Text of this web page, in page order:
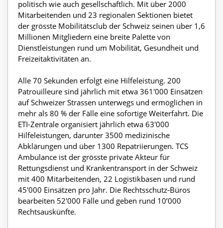
politisch wie auch gesellschaftlich. Mit über 2000
Mitarbeitenden und 23 regionalen Sektionen bietet
der grösste Mobilitätsclub der Schweiz seinen über 1,6
Millionen Mitgliedern eine breite Palette von
Dienstleistungen rund um Mobilität, Gesundheit und
Freizeitaktivitäten an.
Alle 70 Sekunden erfolgt eine Hilfeleistung. 200
Patrouilleure sind jährlich mit etwa 361'000 Einsätzen
auf Schweizer Strassen unterwegs und ermöglichen in
mehr als 80 % der Fälle eine sofortige Weiterfahrt. Die
ETI-Zentrale organisiert jährlich etwa 63'000
Hilfeleistungen, darunter 3500 medizinische
Abklärungen und über 1300 Repatriierungen. TCS
Ambulance ist der grösste private Akteur für
Rettungsdienst und Krankentransport in der Schweiz
mit 400 Mitarbeitenden, 22 Logistikbasen und rund
45'000 Einsätzen pro Jahr. Die Rechtsschutz-Büros
bearbeiten 52'000 Fälle und geben rund 10’000
Rechtsauskünfte.